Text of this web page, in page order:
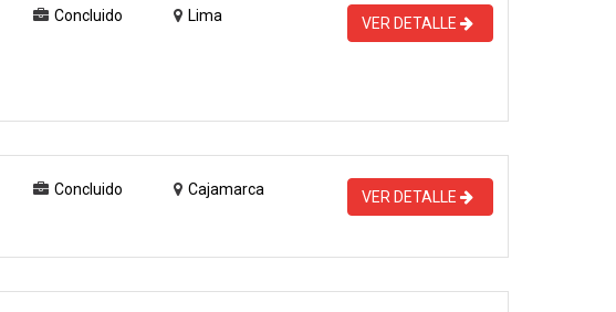
Concluido Lima VER DETALLE
Concluido Cajamarca VER DETALLE